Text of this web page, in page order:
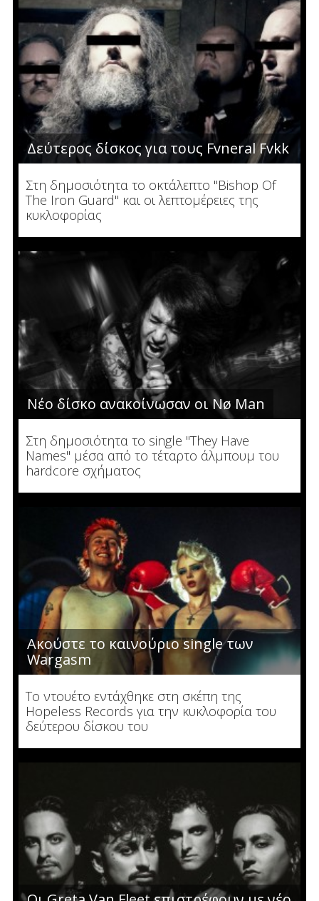
Δεύτερος δίσκος για τους Fvneral Fvkk
Στη δημοσιότητα το οκτάλεπτο "Bishop Of
The Iron Guard" και οι λεπτομέρειες της
κυκλοφορίας
Νέο δίσκο ανακοίνωσαν οι Nø Man
Στη δημοσιότητα το single "They Have
Names" μέσα από το τέταρτο άλμπουμ του
hardcore σχήματος
Ακούστε το καινούριο single των
Wargasm
To ντουέτο εντάχθηκε στη σκέπη της
Hopeless Records για την κυκλοφορία του
δεύτερου δίσκου του